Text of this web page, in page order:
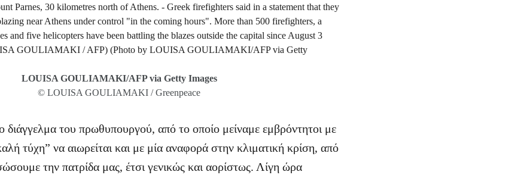
LOUISA GOULIAMAKI/AFP via Getty Images
© LOUISA GOULIAMAKI / Greenpeace
του πρωθυπουργού, από το οποίο μείναμε εμβρόντητοι με
τύχη” να αιωρείται και με μία αναφορά στην κλιματική κρίση, από
την πατρίδα μας, έτσι γενικώς και αορίστως. Λίγη ώρα